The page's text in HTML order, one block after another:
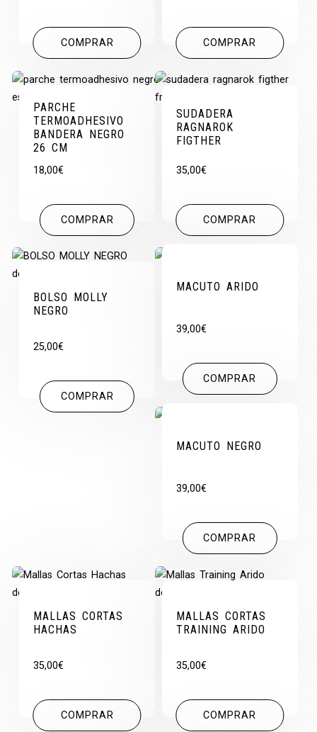
COMPRAR COMPRAR
PARCHE
TERMOADHESIVO
BANDERA NEGRO
26 CM
18,00€
COMPRAR
SUDADERA
RAGNAROK
FIGTHER
35,00€
COMPRAR
BOLSO MOLLY
NEGRO
25,00€
COMPRAR
MACUTO ARIDO
39,00€
COMPRAR
MACUTO NEGRO
39,00€
COMPRAR
MALLAS CORTAS
HACHAS
35,00€
COMPRAR
MALLAS CORTAS
TRAINING ARIDO
35,00€
COMPRAR